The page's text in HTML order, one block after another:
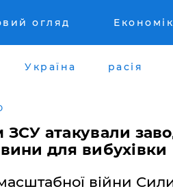
огляд
Україна расія
ЗСУ атакували
для вибухівки
війни